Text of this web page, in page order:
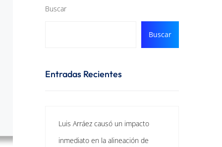
Buscar
Buscar
Entradas Recientes
Luis Arráez causó un impacto
inmediato en la alineación de